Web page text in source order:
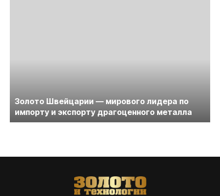
Золото Швейцарии — мирового лидера по
импорту и экспорту драгоценного металла